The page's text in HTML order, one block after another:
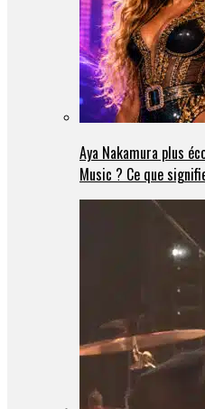
Aya Nakamura plus
Music ? Ce que